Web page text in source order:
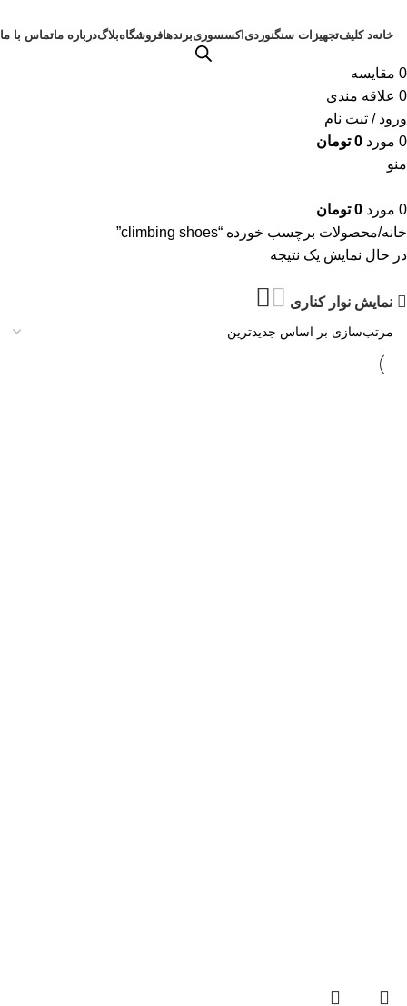
خانهد کلیفتجهیزات سنگنوردی اکسسوریبرندهافروشگاهبلاگدرباره ماتماس با ما
0 مقايسه
0 علاقه مندی
ورود / ثبت نام
0 مورد 0 تومان
منو
0 مورد 0 تومان
خانه محصولات برچسب خورده “climbing shoes”
در حال نمایش یک نتیجه
نمایش نوار کناری